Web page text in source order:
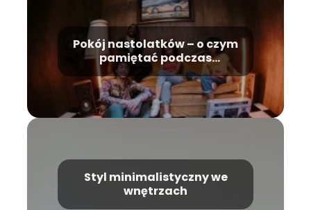
Pokój nastolatków – o czym
pamiętać podczas
urządzania?
Styl minimalistyczny we
wnętrzach